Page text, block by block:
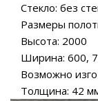
Стекло: без
Размеры
Высота: 2000
Ширина: 600,
Возможно
Толщина: 42